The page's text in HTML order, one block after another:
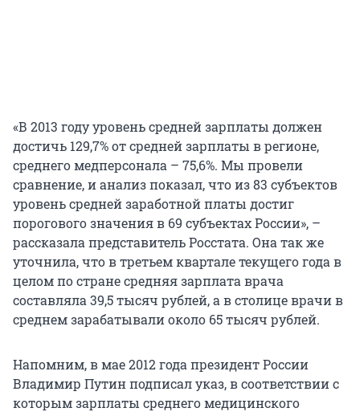
«В 2013 году уровень средней зарплаты должен
достичь 129,7% от средней зарплаты в регионе,
среднего медперсонала – 75,6%. Мы провели
сравнение, и анализ показал, что из 83 субъектов
уровень средней заработной платы достиг
порогового значения в 69 субъектах России», –
рассказала представитель Росстата. Она так же
уточнила, что в третьем квартале текущего года в
целом по стране средняя зарплата врача
составляла 39,5 тысяч рублей, а в столице врачи в
среднем зарабатывали около 65 тысяч рублей.
Напомним, в мае 2012 года президент России
Владимир Путин подписал указ, в соответствии с
которым зарплаты среднего медицинского